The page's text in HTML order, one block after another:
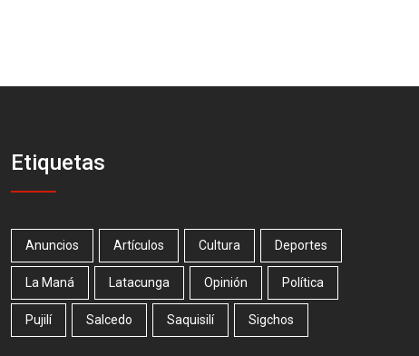
Etiquetas
Anuncios Artículos Cultura Deportes
La Maná Latacunga Opinión Política
Pujilí Salcedo Saquisilí Sigchos